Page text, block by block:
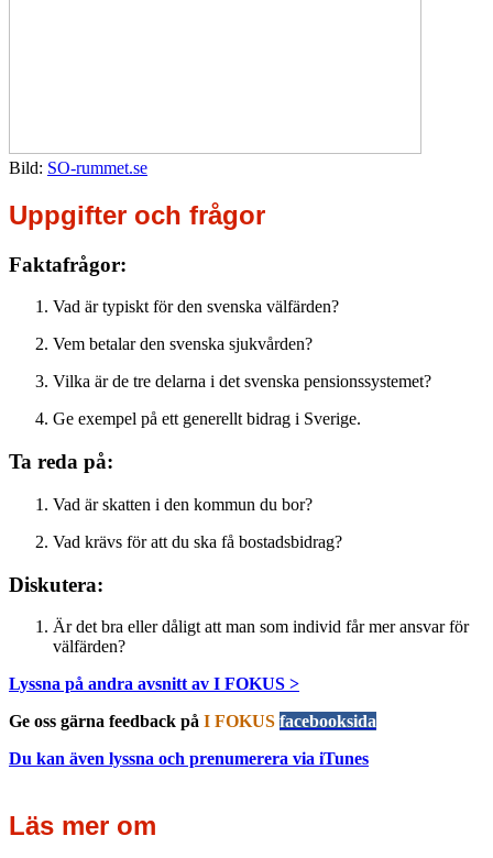
Bild: SO-rummet.se
Uppgifter och frågor
Faktafrågor:
Vad är typiskt för den svenska välfärden?
Vem betalar den svenska sjukvården?
Vilka är de tre delarna i det svenska pensionssystemet?
Ge exempel på ett generellt bidrag i Sverige.
Ta reda på:
Vad är skatten i den kommun du bor?
Vad krävs för att du ska få bostadsbidrag?
Diskutera:
Är det bra eller dåligt att man som individ får mer ansvar för
välfärden?
Lyssna på andra avsnitt av I FOKUS >
Ge oss gärna feedback på I FOKUS facebooksida
Du kan även lyssna och prenumerera via iTunes
Läs mer om